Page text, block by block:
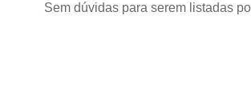
Sem dúvidas para serem listadas